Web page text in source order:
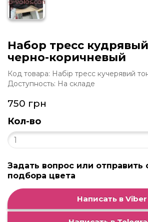
Набор тресс
черно-коричневый
Код товара: Набір тресс кучерявий
Доступность: На складе
750 грн
Кол-во
Задать вопрос или отправить
подбора цвета
Написать в Viber